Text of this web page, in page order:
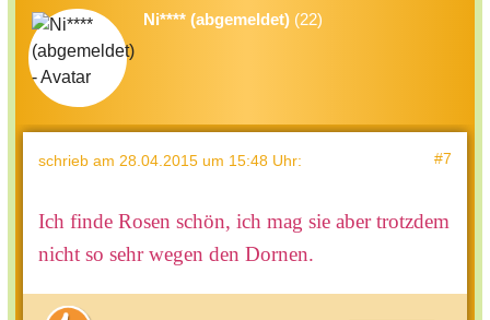
Ni**** (abgemeldet) (22)
schrieb am 28.04.2015 um 15:48 Uhr: #7
Ich finde Rosen schön, ich mag sie aber trotzdem
nicht so sehr wegen den Dornen.